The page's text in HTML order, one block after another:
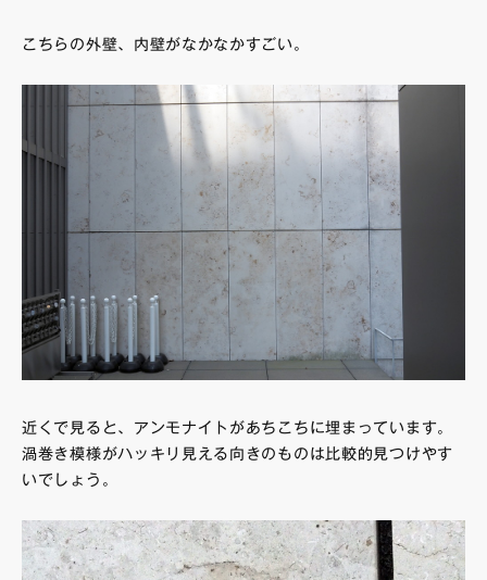
こちらの外壁、内壁がなかなかすごい。
近くで見ると、アンモナイトがあちこちに埋まっています。
渦巻き模様がハッキリ見える向きのものは比較的見つけやす
いでしょう。